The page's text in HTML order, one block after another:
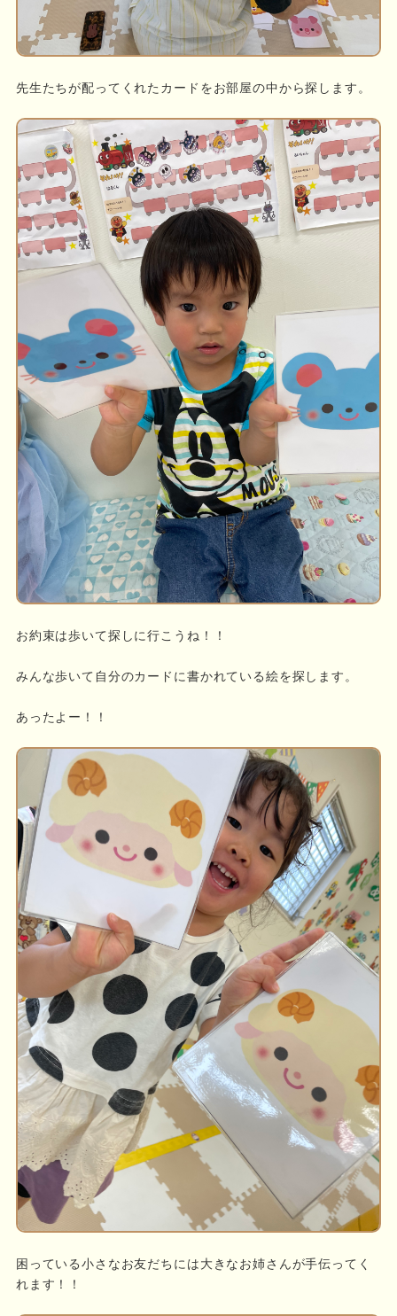
先生たちが配ってくれたカードをお部屋の中から探します。
お約束は歩いて探しに行こうね！！
みんな歩いて自分のカードに書かれている絵を探します。
あったよー！！
困っている小さなお友だちには大きなお姉さんが手伝ってく
れます！！